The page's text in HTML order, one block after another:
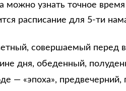
узнать точное
расписание для 5-ти
совершаемый перед
дня, обеденный,
— «эпоха»,